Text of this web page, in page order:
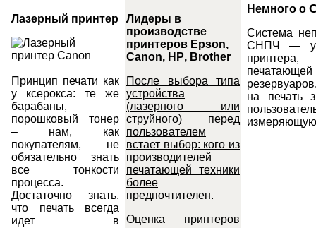
Лазерный принтер
Принцип печати как
у ксерокса: те же
барабаны,
порошковый тонер
– нам, как
покупателям, не
обязательно знать
все тонкости
процесса.
Достаточно знать,
что печать всегда
идет в
Лидеры в
производстве
принтеров Epson,
Canon, HP, Brother
После выбора типа
устройства
(лазерного или
струйного) перед
пользователем
встает выбор: кого из
производителей
печатающей техники
более
предпочтителен.
Оценка принтеров
Немного о
Система
СНПЧ —
на печать